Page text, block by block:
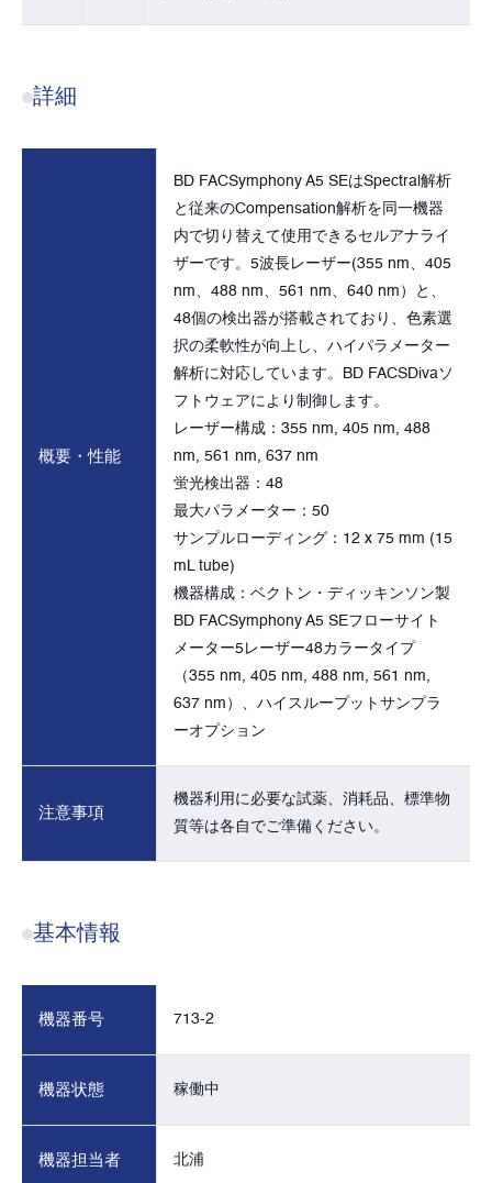
詳細
概要・性能
BD FACSymphony A5 SEはSpectral解析
と従来のCompensation解析を同一機器
内で切り替えて使用できるセルアナライ
ザーです。5波長レーザー(355 nm、405
nm、488 nm、561 nm、640 nm）と、
48個の検出器が搭載されており、色素選
択の柔軟性が向上し、ハイパラメーター
解析に対応しています。BD FACSDivaソ
フトウェアにより制御します。
レーザー構成：355 nm, 405 nm, 488
nm, 561 nm, 637 nm
蛍光検出器：48
最大パラメーター：50
サンプルローディング：12 x 75 mm (15
mL tube)
機器構成：ベクトン・ディッキンソン製
BD FACSymphony A5 SEフローサイト
メーター5レーザー48カラータイプ
（355 nm, 405 nm, 488 nm, 561 nm,
637 nm）、ハイスループットサンプラ
ーオプション
注意事項
機器利用に必要な試薬、消耗品、標準物
質等は各自でご準備ください。
基本情報
機器番号 713-2
機器状態 稼働中
機器担当者 北浦